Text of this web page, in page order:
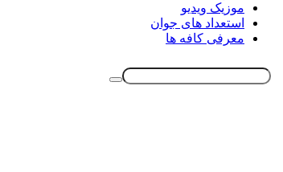
موزیک ویدیو
استعداد های جوان
معرفی کافه ها